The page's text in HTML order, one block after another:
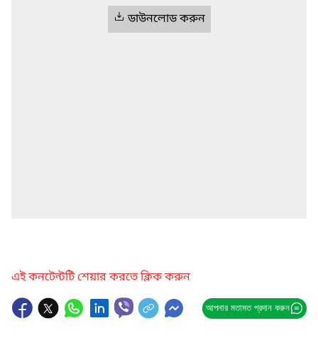
ডাউনলোড করুন
এই কনটেন্টটি শেয়ার করতে ক্লিক করুন
আপনার মতামত প্রদান করুন